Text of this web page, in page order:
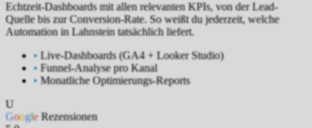
Echtzeit-Dashboards mit allen relevanten KPIs, von der Lead-
Quelle bis zur Conversion-Rate. So weißt du jederzeit, welche
Automation in Lahnstein tatsächlich liefert.
• Live-Dashboards (GA4 + Looker Studio)
• Funnel-Analyse pro Kanal
• Monatliche Optimierungs-Reports
U
Google Rezensionen